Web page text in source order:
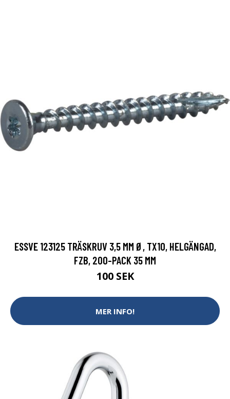
ESSVE 123125 TRÄSKRUV 3,5 MM Ø, TX10, HELGÄNGAD,
FZB, 200-PACK 35 MM
100 SEK
MER INFO!